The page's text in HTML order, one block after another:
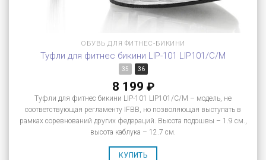
ОБУВЬ ДЛЯ ФИТНЕС-БИКИНИ
Туфли для фитнес бикини LIP-101 LIP101/C/M
35 36
8 199 ₽
Туфли для фитнес бикини LIP-101 LIP101/C/M – модель, не
соответствующая регламенту IFBB, но позволяющая выступать в
рамках соревнований других федераций. Высота подошвы – 1.9 см.,
высота каблука – 12.7 см.
КУПИТЬ